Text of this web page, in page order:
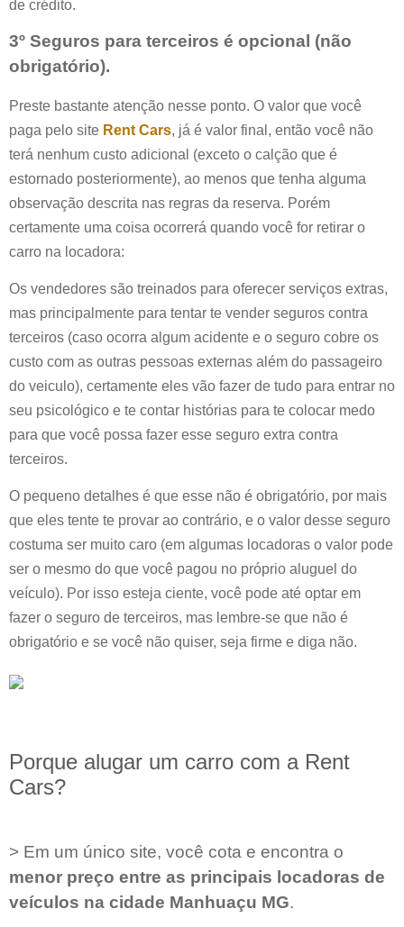
de crédito.
3º Seguros para terceiros é opcional (não
obrigatório).
Preste bastante atenção nesse ponto. O valor que você
paga pelo site Rent Cars, já é valor final, então você não
terá nenhum custo adicional (exceto o calção que é
estornado posteriormente), ao menos que tenha alguma
observação descrita nas regras da reserva. Porém
certamente uma coisa ocorrerá quando você for retirar o
carro na locadora:
Os vendedores são treinados para oferecer serviços extras,
mas principalmente para tentar te vender seguros contra
terceiros (caso ocorra algum acidente e o seguro cobre os
custo com as outras pessoas externas além do passageiro
do veiculo), certamente eles vão fazer de tudo para entrar no
seu psicológico e te contar histórias para te colocar medo
para que você possa fazer esse seguro extra contra
terceiros.
O pequeno detalhes é que esse não é obrigatório, por mais
que eles tente te provar ao contrário, e o valor desse seguro
costuma ser muito caro (em algumas locadoras o valor pode
ser o mesmo do que você pagou no próprio aluguel do
veículo). Por isso esteja ciente, você pode até optar em
fazer o seguro de terceiros, mas lembre-se que não é
obrigatório e se você não quiser, seja firme e diga não.
Porque alugar um carro com a Rent
Cars?
> Em um único site, você cota e encontra o
menor preço entre as principais locadoras de
veículos na cidade Manhuaçu MG.